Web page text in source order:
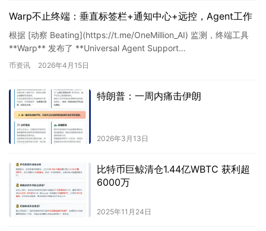
Warp不止终端：垂直标签栏+通知中心+远控，Agent工作
根据 [动察 Beating](https://t.me/OneMillion_AI) 监测，终端工具
**Warp** 发布了 **Universal Agent Support…
币资讯 2026年4月15日
特朗普：一周内痛击伊朗
2026年3月13日
比特币巨鲸清仓1.44亿WBTC 获利超
6000万
2025年11月24日